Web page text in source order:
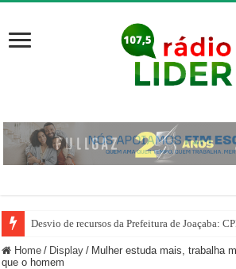
Desvio de recursos da Prefeitura de Joaçaba:
Home / Display / Mulher estuda mais, trabalha
que o homem